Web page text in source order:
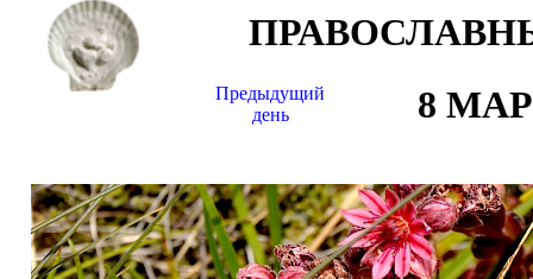
Предыдущий
день
8